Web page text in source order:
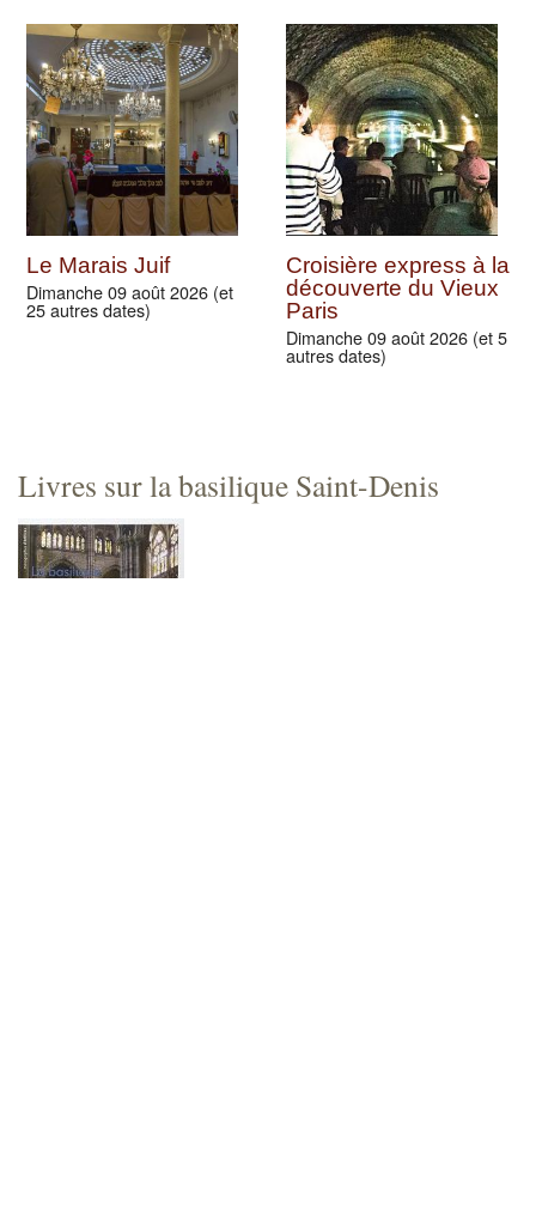
Le Marais Juif
Dimanche 09 août 2026 (et
25 autres dates)
Croisière express à la
découverte du Vieux
Paris
Dimanche 09 août 2026 (et 5
autres dates)
Livres sur la basilique Saint-Denis